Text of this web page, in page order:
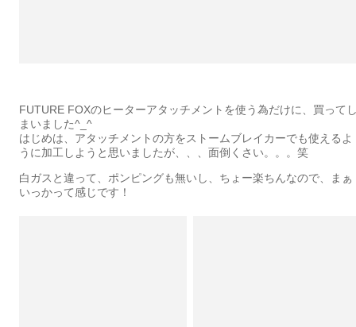
FUTURE FOXのヒーターアタッチメントを使う為だけに、買って
まいました^_^
はじめは、アタッチメントの方をストームブレイカーでも使えるよ
うに加工しようと思いましたが、、、面倒くさい。。。笑
白ガスと違って、ポンピングも無いし、ちょー楽ちんなので、まぁ
いっかって感じです！